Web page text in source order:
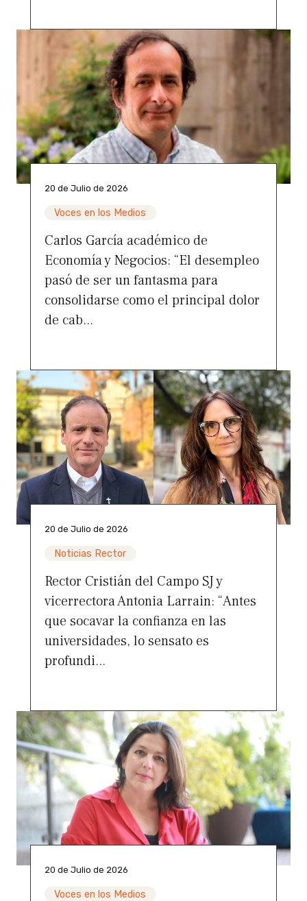
20 de Julio de 2026
Voces en los Medios
Carlos García académico de
Economía y Negocios: “El desempleo
pasó de ser un fantasma para
consolidarse como el principal dolor
de cab...
20 de Julio de 2026
Noticias Rector
Rector Cristián del Campo SJ y
vicerrectora Antonia Larrain: “Antes
que socavar la confianza en las
universidades, lo sensato es
profundi...
20 de Julio de 2026
Voces en los Medios